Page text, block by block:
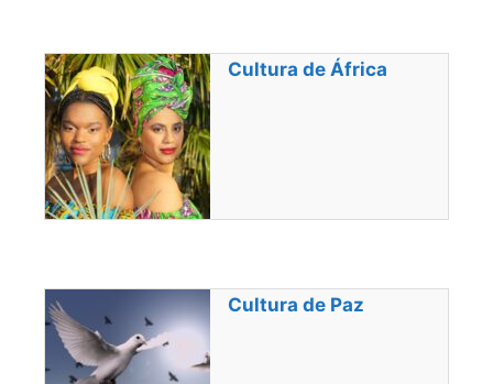
Cultura de África
Cultura de Paz